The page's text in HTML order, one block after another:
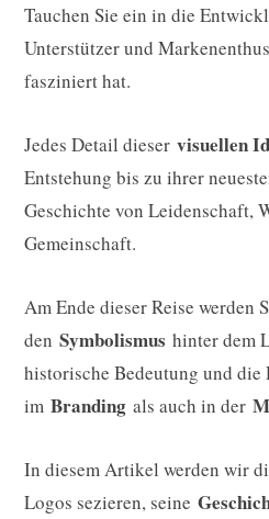
Tauchen Sie ein in die
Unterstützer und
fasziniert hat.
Jedes Detail dieser visuellen
Entstehung bis zu ihrer
Geschichte von Leidenschaft,
Gemeinschaft.
Am Ende dieser Reise werden
den Symbolismus hinter dem
historische Bedeutung und die
im Branding als auch in der
In diesem Artikel werden wir
Logos sezieren, seine